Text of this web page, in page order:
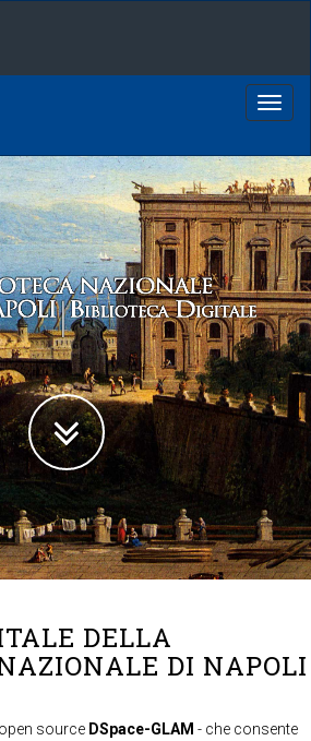
DELLA
DI NAPOLI
source DSpace-GLAM - che consente